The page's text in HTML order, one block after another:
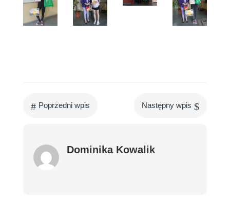
# Poprzedni wpis Następny wpis $
Dominika Kowalik